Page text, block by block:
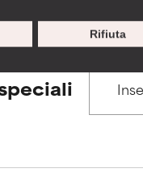
Rifiuta
offrire benefici solo in
offrire benefici solo in